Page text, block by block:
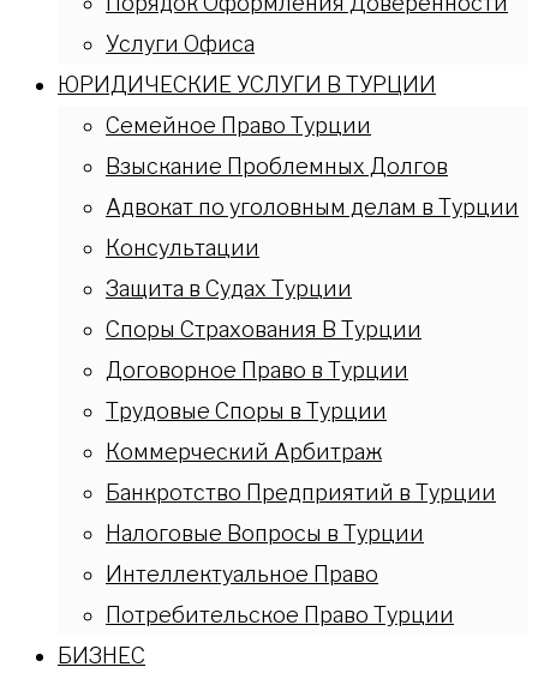
Услуги Офиса
ЮРИДИЧЕСКИЕ УСЛУГИ В ТУРЦИИ
Семейное Право Турции
Взыскание Проблемных Долгов
Адвокат по уголовным делам в Турции
Консультации
Защита в Судах Турции
Споры Страхования В Турции
Договорное Право в Турции
Трудовые Споры в Турции
Коммерческий Арбитраж
Банкротство Предприятий в Турции
Налоговые Вопросы в Турции
Интеллектуальное Право
Потребительское Право Турции
БИЗНЕС